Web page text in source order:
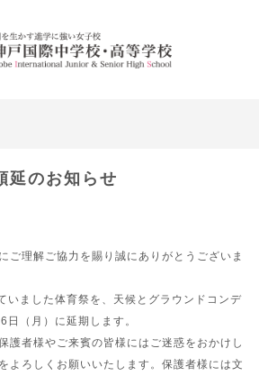
延のお知らせ
ご理解ご協力を賜り誠にありがとうございま
いました体育祭を、天候とグラウンドコンデ
（月）に延期します。
護者様やご来賓の皆様にはご迷惑をおかけし
よろしくお願いいたします。保護者様には文